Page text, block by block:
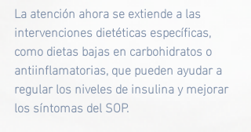
La atención ahora se extiende a las
intervenciones dietéticas específicas,
como dietas bajas en carbohidratos o
antiinflamatorias, que pueden ayudar a
regular los niveles de insulina y mejorar
los síntomas del SOP.